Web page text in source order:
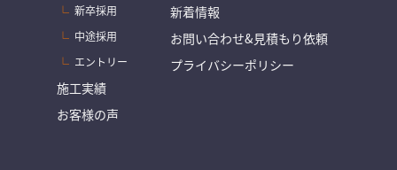
新卒採用
中途採用
エントリー
施工実績
お客様の声
新着情報
お問い合わせ&見積もり依頼
プライバシーポリシー